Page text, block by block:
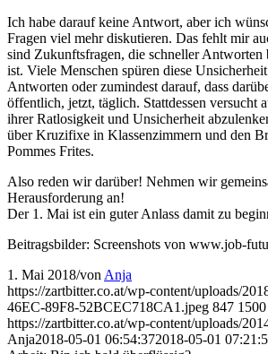
Ich habe darauf keine Antwort, aber ich
Fragen viel mehr diskutieren. Das fehlt mir
sind Zukunftsfragen, die schneller Antworten
ist. Viele Menschen spüren diese
Antworten oder zumindest darauf, dass
öffentlich, jetzt, täglich. Stattdessen versucht
ihrer Ratlosigkeit und Unsicherheit
über Kruzifixe in Klassenzimmern und den
Pommes Frites.
Also reden wir darüber! Nehmen wir
Herausforderung an!
Der 1. Mai ist ein guter Anlass damit zu
Beitragsbilder: Screenshots von www.job-
1. Mai 2018/von Anja
https://zartbitter.co.at/wp-content/uploads/
46EC-89F8-52BCEC718CA1.jpeg 847 1500
https://zartbitter.co.at/wp-content/uploads/
Anja2018-05-01 06:54:372018-05-01